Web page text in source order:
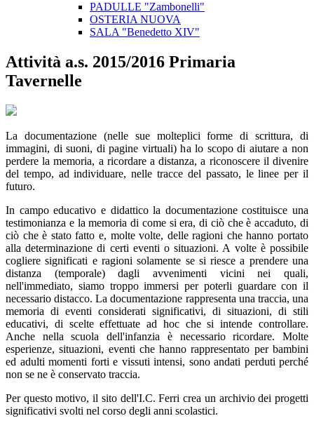
PADULLE "Zambonelli"
OSTERIA NUOVA
SALA "Benedetto XIV"
Attività a.s. 2015/2016 Primaria
Tavernelle
La documentazione (nelle sue molteplici forme di scrittura, di
immagini, di suoni, di pagine virtuali) ha lo scopo di aiutare a non
perdere la memoria, a ricordare a distanza, a riconoscere il divenire
del tempo, ad individuare, nelle tracce del passato, le linee per il
futuro.
In campo educativo e didattico la documentazione costituisce una
testimonianza e la memoria di come si era, di ciò che è accaduto, di
ciò che è stato fatto e, molte volte, delle ragioni che hanno portato
alla determinazione di certi eventi o situazioni. A volte è possibile
cogliere significati e ragioni solamente se si riesce a prendere una
distanza (temporale) dagli avvenimenti vicini nei quali,
nell'immediato, siamo troppo immersi per poterli guardare con il
necessario distacco. La documentazione rappresenta una traccia, una
memoria di eventi considerati significativi, di situazioni, di stili
educativi, di scelte effettuate ad hoc che si intende controllare.
Anche nella scuola dell'infanzia è necessario ricordare. Molte
esperienze, situazioni, eventi che hanno rappresentato per bambini
ed adulti momenti forti e vissuti intensi, sono andati perduti perché
non se ne è conservato traccia.
Per questo motivo, il sito dell'I.C. Ferri crea un archivio dei progetti
significativi svolti nel corso degli anni scolastici.